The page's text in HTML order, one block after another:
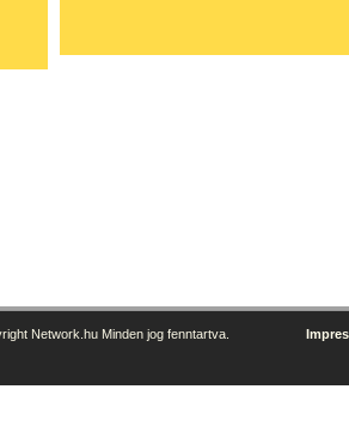
Network.hu Minden jog fenntartva.